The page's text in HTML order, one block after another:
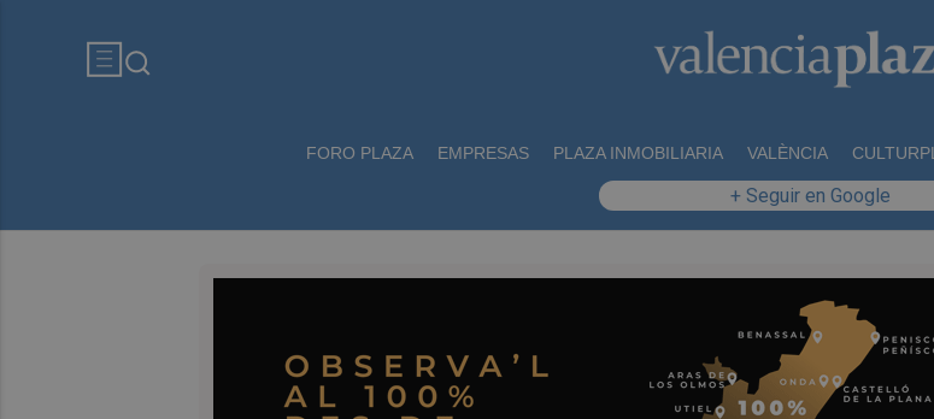
FORO PLAZA EMPRESAS PLAZA INMOBILIARIA VALÈNCIA
+ Seguir en Google